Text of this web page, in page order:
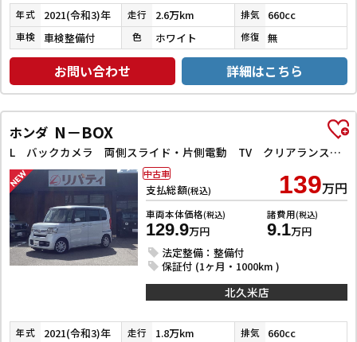
年式 2021(令和3)年 走行 2.6万km 排気 660cc
車検 車検整備付 色 ホワイト 修復 無
お問い合わせ 詳細はこちら
ホンダ N－BOX
L バックカメラ 両側スライド・片側電動 TV クリアランスソナー オートクルーズコントロール レーンアシスト 衝突被害軽減システム オートライト スマートキー アイドリングストップ 電動格納ミラー
支払総額(税込) 139万円
車両本体価格(税込)
129.9万円
諸費用(税込)
9.1万円
法定整備：整備付
保証付 (1ヶ月・1000km )
中古車
北久米店
年式 2021(令和3)年 走行 1.8万km 排気 660cc